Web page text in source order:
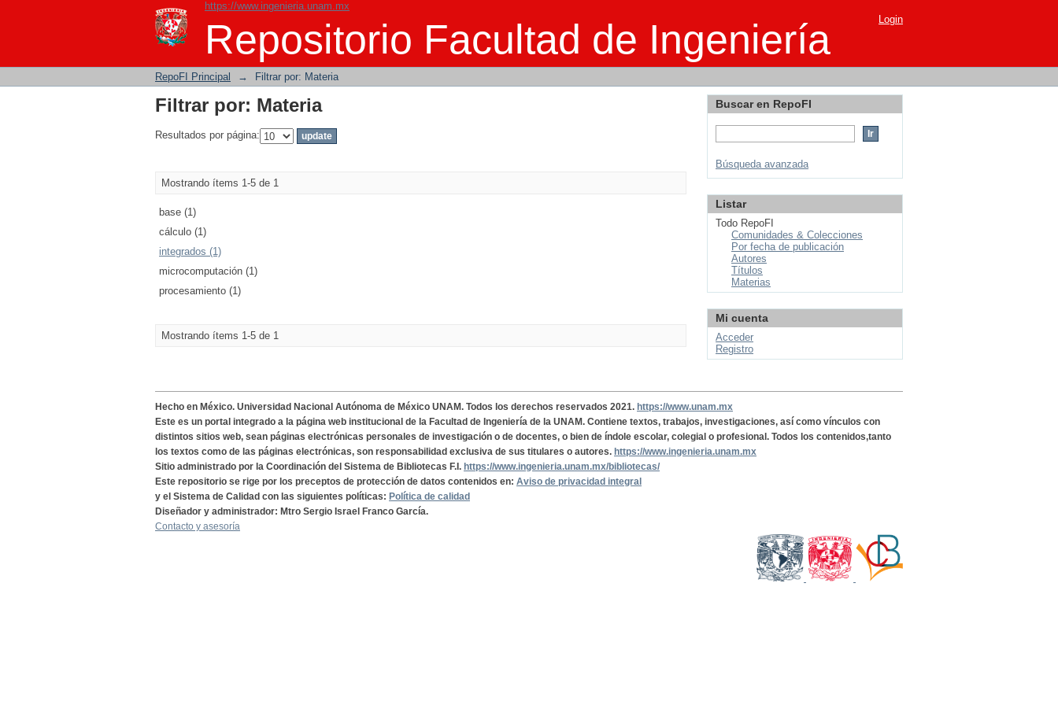
https://www.ingenieria.unam.mx
Repositorio Facultad de Ingeniería
Filtrar por: Materia Login
RepoFI Principal → Filtrar por: Materia
Filtrar por: Materia
Resultados por página:
Mostrando ítems 1-5 de 1
base (1)
cálculo (1)
integrados (1)
microcomputación (1)
procesamiento (1)
Mostrando ítems 1-5 de 1
Buscar en RepoFI
Búsqueda avanzada
Listar
Todo RepoFI
Comunidades & Colecciones
Por fecha de publicación
Autores
Títulos
Materias
Mi cuenta
Acceder
Registro
Hecho en México. Universidad Nacional Autónoma de México UNAM. Todos los derechos reservados 2021. https://www.unam.mx
Este es un portal integrado a la página web institucional de la Facultad de Ingeniería de la UNAM. Contiene textos, trabajos, investigaciones, así como vínculos con
distintos sitios web, sean páginas electrónicas personales de investigación o de docentes, o bien de índole escolar, colegial o profesional. Todos los contenidos,tanto
los textos como de las páginas electrónicas, son responsabilidad exclusiva de sus titulares o autores. https://www.ingenieria.unam.mx
Sitio administrado por la Coordinación del Sistema de Bibliotecas F.I. https://www.ingenieria.unam.mx/bibliotecas/
Este repositorio se rige por los preceptos de protección de datos contenidos en: Aviso de privacidad integral
y el Sistema de Calidad con las siguientes políticas: Política de calidad
Diseñador y administrador: Mtro Sergio Israel Franco García.
Contacto y asesoría